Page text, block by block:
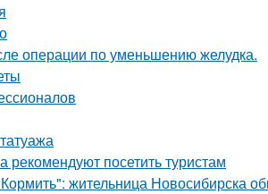
операции по уменьшению желудка.
рекомендуют посетить туристам
жительница Новосибирска